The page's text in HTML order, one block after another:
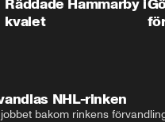
Räddade Hammarby i
kvalet
NHL-rinken
bakom rinkens